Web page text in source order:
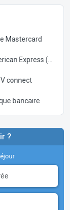
Mastercard
Express (Paypal)
connect
bancaire
?